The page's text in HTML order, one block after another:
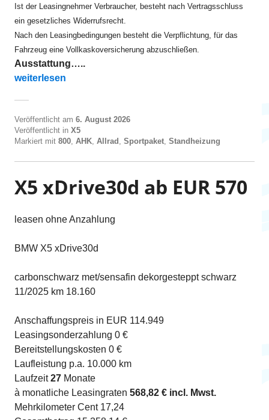
Ist der Leasingnehmer Verbraucher, besteht nach Vertragsschluss
ein gesetzliches Widerrufsrecht.
Nach den Leasingbedingungen besteht die Verpflichtung, für das
Fahrzeug eine Vollkaskoversicherung abzuschließen.
Ausstattung…..
„X5 M60i xDrive ab EUR 810“
weiterlesen
Veröffentlicht am 6. August 2026
Veröffentlicht in X5
Markiert mit 800, AHK, Allrad , Sportpaket, Standheizung
X5 xDrive30d ab EUR 570
leasen ohne Anzahlung
BMW X5 xDrive30d
carbonschwarz met/sensafin dekorgesteppt schwarz
11/2025 km 18.160
Anschaffungspreis in EUR 114.949
Leasingsonderzahlung 0 €
Bereitstellungskosten 0 €
Laufleistung p.a. 10.000 km
Laufzeit27 Monate
à monatliche Leasingraten 568,82 € incl. Mwst.
Mehrkilometer Cent 17,24